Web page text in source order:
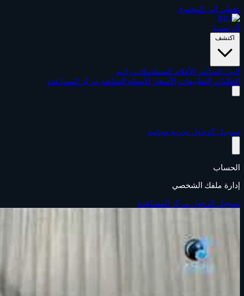
تخطي إلى المحتوى
الرئيسية
اكتشف
البث المباشر الأفلام المسلسلات راديو
الطلبات التطبيقات الأسعار الأسئلة الشائعة مركز المساعدة
تسجيل الدخول تجربة مجانية
الحساب
إدارة ملفك الشخصي
تسجيل الدخول مركز المساعدة